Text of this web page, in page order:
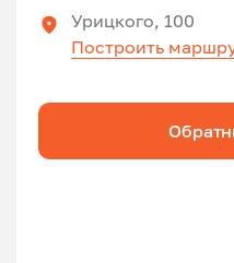
Урицкого, 100
Построить